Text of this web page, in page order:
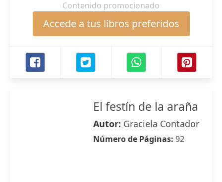
Contenido promocionado
Accede a tus libros preferidos
El festín de la araña
Autor: Graciela Contador
Número de Páginas: 92